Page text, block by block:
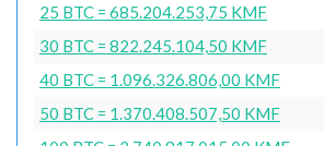
25 BTC = 685.204.253,75 KMF
30 BTC = 822.245.104,50 KMF
40 BTC = 1.096.326.806,00 KMF
50 BTC = 1.370.408.507,50 KMF